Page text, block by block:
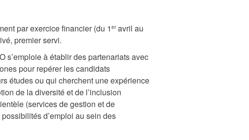
par exercice financier (du 1 eravril au
premier servi.
s’emploie à établir des partenariats avec
pour repérer les candidats
études ou qui cherchent une expérience
de la diversité et de l’inclusion
(services de gestion et de
d’emploi au sein des